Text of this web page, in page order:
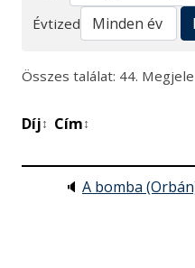
Évtized
Összes találat: 44.
Díj↕ Cím↕
🔈 A bomba